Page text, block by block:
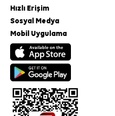
Hızlı Erişim
Sosyal Medya
Mobil Uygulama